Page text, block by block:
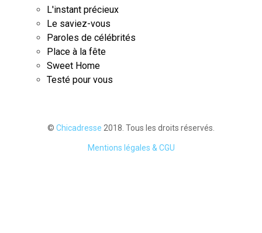
L'instant précieux
Le saviez-vous
Paroles de célébrités
Place à la fête
Sweet Home
Testé pour vous
© Chicadresse 2018. Tous les droits réservés.
Mentions légales & CGU